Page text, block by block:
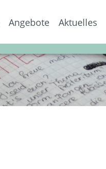
Angebote Aktuelles